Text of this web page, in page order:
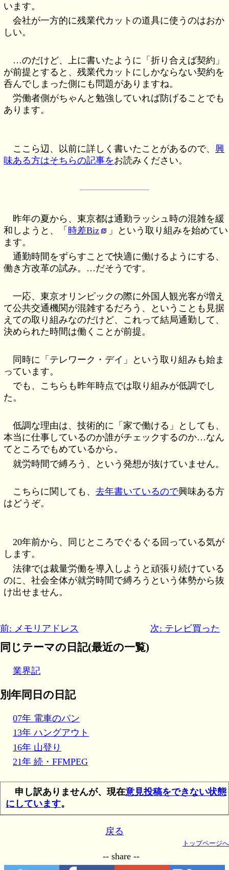
います。
会社が一方的に残業代カットの道具に使うのはおか
しい。
…のだけど、上に書いたように「折り合えば契約」
が前提とすると、残業代カットにしかならない契約を
呑んでしまった側にも問題がありますね。
労働者側がちゃんと勉強していれば防げることでも
あります。
ここら辺、以前に詳しく書いたことがあるので、興
味ある方はそちらの記事をお読みください。
昨年の夏から、東京都は通勤ラッシュ時の混雑を緩
和しようと、「 時差Biz
」という取り組みを始めてい
ます。
通勤時間をずらすことで快適に働けるようにする、
働き方改革の試み。…だそうです。
一応、東京オリンピックの際に外国人観光客が増え
て公共交通機関が混雑するだろう、ということも見据
えての取り組みなのだけど、これって結局通勤して、
決められた時間は働くことが前提。
同時に「テレワーク・デイ」という取り組みも始ま
っています。
でも、こちらも昨年時点では取り組みが低調でし
た。
低調な理由は、技術的に「家で働ける」としても、
本当に仕事しているのか誰がチェックするのか…なん
てところでもめているから。
就労時間で縛ろう、という発想が抜けていません。
こちらに関しても、去年書いているので興味ある方
はどうぞ。
20年前から、同じところでぐるぐる回っている気が
します。
法律では裁量労働を導入しようと頑張り続けている
のに、社会全体が就労時間で縛ろうという体勢から抜
け出せません。
前: メモリアドレス 次: テレビ買った
同じテーマの日記(最近の一覧)
業界記
別年同日の日記
07年 電車のパン
13年 ハングアウト
16年 山登り
21年 続・FFMPEG
申し訳ありませんが、現在意見投稿をできない状態
にしています。
戻る
トップページへ
-- share --